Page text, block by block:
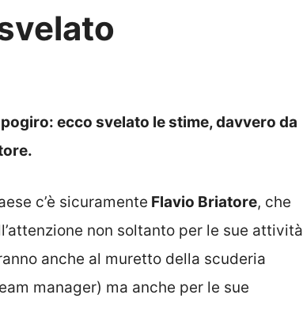
ecco svelato le stime, davvero da
c’è sicuramente Flavio Briatore, che
non soltanto per le sue attività
anche al muretto della scuderia
manager) ma anche per le sue